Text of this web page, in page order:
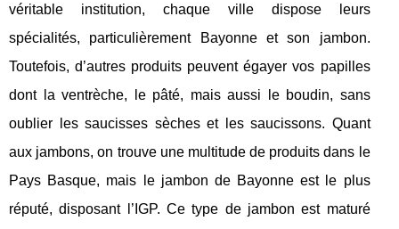
véritable institution, chaque ville dispose leurs
spécialités, particulièrement Bayonne et son jambon.
Toutefois, d’autres produits peuvent égayer vos papilles
dont la ventrèche, le pâté, mais aussi le boudin, sans
oublier les saucisses sèches et les saucissons. Quant
aux jambons, on trouve une multitude de produits dans le
Pays Basque, mais le jambon de Bayonne est le plus
réputé, disposant l’IGP. Ce type de jambon est maturé